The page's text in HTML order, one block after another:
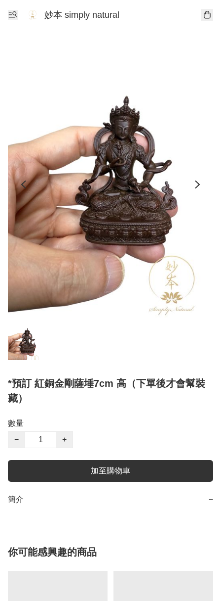
妙本 simply natural
*預訂 紅銅金剛薩埵7cm 高（下單後才會幫裝
藏）
數量
−
+
加至購物車
簡介 −
你可能感興趣的商品